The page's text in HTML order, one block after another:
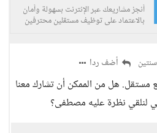
أنجز مشاريعك عبر الإنترنت بسهولة وأمان
بالاعتماد على توظيف مستقلين محترفين
المجالات من خلال مستقل،...
أضف ردا
مستقل. هل من الممكن أن تشارك معنا
لنلقي نظرة عليه مصطفى؟